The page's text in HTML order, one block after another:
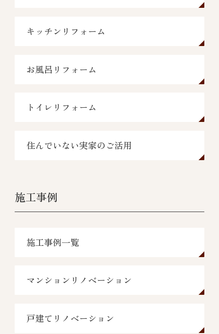
キッチンリフォーム
お風呂リフォーム
トイレリフォーム
住んでいない実家のご活用
施工事例
施工事例一覧
マンションリノベーション
戸建てリノベーション